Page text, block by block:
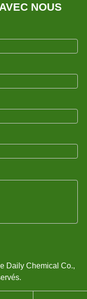
NOUS
Daily Chemical Co.,